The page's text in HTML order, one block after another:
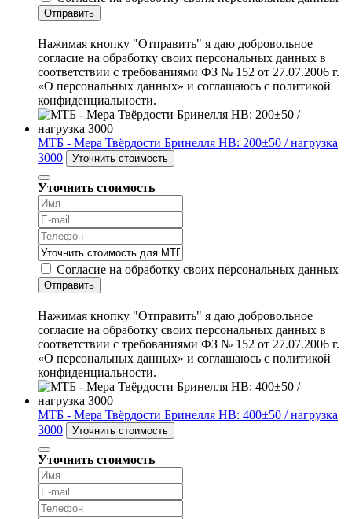
Отправить
Нажимая кнопку "Отправить" я даю добровольное
согласие на обработку своих персональных данных в
соответствии с требованиями ФЗ № 152 от 27.07.2006 г.
«О персональных данных» и соглашаюсь с политикой
конфиденциальности.
МТБ - Мера Твёрдости Бринелля HB: 200±50 / нагрузка
3000
Уточнить стоимость
Уточнить стоимость
Согласие на обработку своих персональных данных
Отправить
Нажимая кнопку "Отправить" я даю добровольное
согласие на обработку своих персональных данных в
соответствии с требованиями ФЗ № 152 от 27.07.2006 г.
«О персональных данных» и соглашаюсь с политикой
конфиденциальности.
МТБ - Мера Твёрдости Бринелля HB: 400±50 / нагрузка
3000
Уточнить стоимость
Уточнить стоимость